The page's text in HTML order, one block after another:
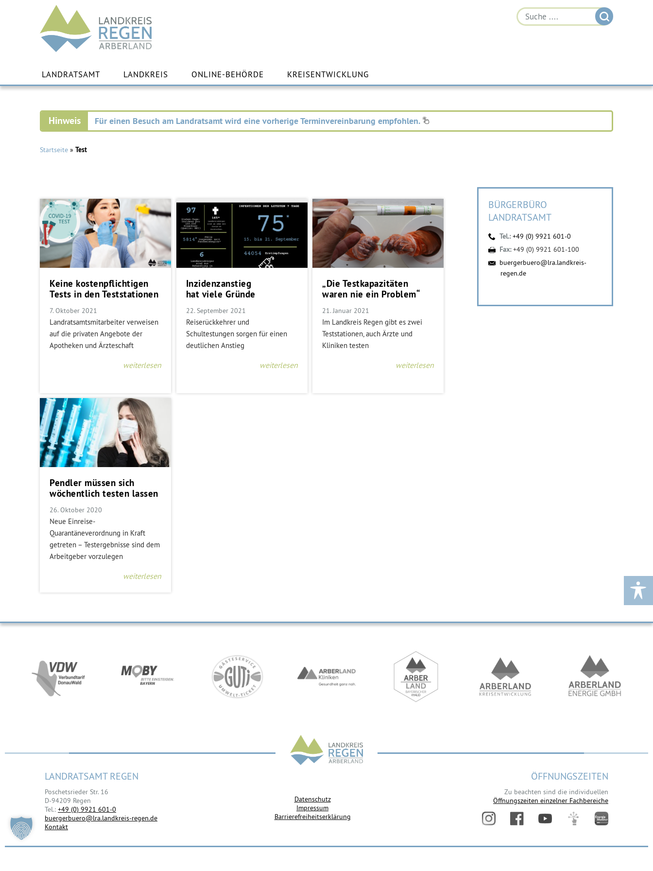
Landkreis
Regen
Inhalt
springen
LANDRATSAMT LANDKREIS ONLINE-BEHÖRDE KREISENTWICKLUNG
Für einen Besuch am Landratsamt wird eine vorherige Terminvereinbarung empfohlen.
Startseite » Test
Keine kostenpflichtigen
Tests in den Teststationen
7. Oktober 2021
Landratsamtsmitarbeiter verweisen
auf die privaten Angebote der
Apotheken und Ärzteschaft
weiterlesen
Inzidenzanstieg
hat viele Gründe
22. September 2021
Reiserückkehrer und
Schultestungen sorgen für einen
deutlichen Anstieg
weiterlesen
„Die Testkapazitäten
waren nie ein Problem“
21. Januar 2021
Im Landkreis Regen gibt es zwei
Teststationen, auch Ärzte und
Kliniken testen
weiterlesen
Pendler müssen sich
wöchentlich testen lassen
26. Oktober 2020
Neue Einreise-
Quarantäneverordnung in Kraft
getreten – Testergebnisse sind dem
Arbeitgeber vorzulegen
weiterlesen
BÜRGERBÜRO
LANDRATSAMT
Tel.:+49 (0) 9921 601-0
Fax:+49 (0) 9921 601-100
buergerbuero@lra.landkreis-
regen.de
LANDRATSAMT REGEN
Poschetsrieder Str. 16
D-94209 Regen
Tel.: +49 (0) 9921 601-0
buergerbuero@lra.landkreis-regen.de
Kontakt
Datenschutz
Impressum
Barrierefreiheitserklärung
ÖFFNUNGSZEITEN
Zu beachten sind die individuellen
Öffnungszeiten einzelner Fachbereiche